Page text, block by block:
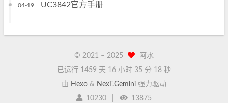
04-19 UC3842官方手册
© 2021 – 2025
阿水
已运行 1459 天 16 小时 35 分 18 秒
由 Hexo & NexT.Gemini 强力驱动
10230
13875